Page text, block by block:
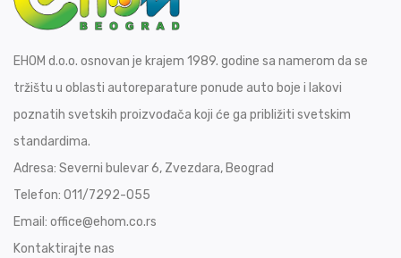
EHOM d.o.o. osnovan je krajem 1989. godine sa namerom da se
tržištu u oblasti autoreparature ponude auto boje i lakovi
poznatih svetskih proizvođača koji će ga približiti svetskim
standardima.
Adresa: Severni bulevar 6, Zvezdara, Beograd
Telefon: 011/7292-055
Email: office@ehom.co.rs
Kontaktirajte nas